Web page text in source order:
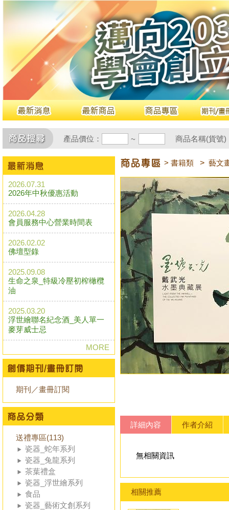
產品價位： ~ 商品名稱(貨號
2026.07.31
2026年中秋優惠活動
2026.04.28
會員服務中心營業時間表
2026.02.02
佛壇型錄
2025.09.08
生命之泉_特級冷壓初榨橄欖
油
2025.03.20
浮世繪聯名紀念酒_美人單一
麥芽威士忌
MORE
期刊／畫冊訂閱
送禮專區(113)
瓷器_蛇年系列
瓷器_兔龍系列
茶葉禮盒
瓷器_浮世繪系列
食品
瓷器_藝術文創系列
> 書籍類 > 藝文
詳細內容 作者介紹
無相關資訊
相關推薦